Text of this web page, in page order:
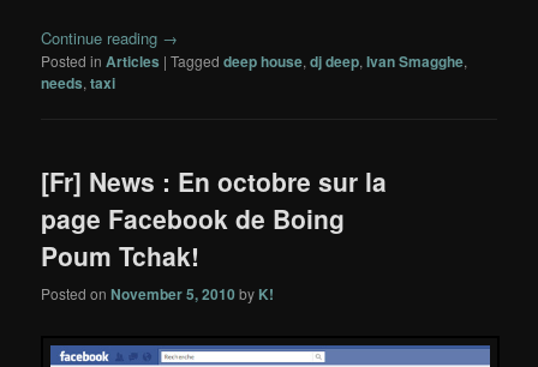
Continue reading →
Posted in Articles |Tagged deep house,dj deep,Ivan Smagghe,
needs,taxi
[Fr] News : En octobre sur la
page Facebook de Boing
Poum Tchak!
Posted onNovember 5, 2010 by K!